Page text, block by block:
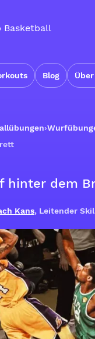
Basketball
Blog
›
hinter dem
Kans, Leitender